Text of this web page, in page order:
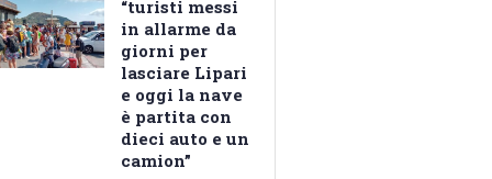
“turisti messi
in allarme da
giorni per
lasciare Lipari
e oggi la nave
è partita con
dieci auto e un
camion”